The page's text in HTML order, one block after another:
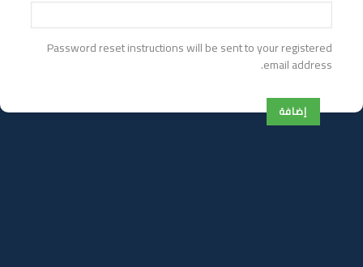
Password reset instructions will be sent to your registered
email address.